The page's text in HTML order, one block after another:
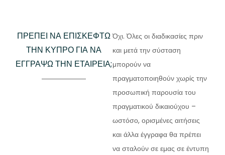
ΠΡΈΠΕΙ ΝΑ ΕΠΙΣΚΕΦΤΏ
ΤΗΝ ΚΎΠΡΟ ΓΙΑ ΝΑ
ΕΓΓΡΆΨΩ ΤΗΝ ΕΤΑΙΡΕΊΑ;
Όχι. Όλες οι διαδικασίες πριν
και μετά την σύσταση
μπορούν να
πραγματοποιηθούν χωρίς την
προσωπική παρουσία του
πραγματικού δικαιούχου –
ωστόσο, ορισμένες αιτήσεις
και άλλα έγγραφα θα πρέπει
να σταλούν σε εμας σε έντυπη